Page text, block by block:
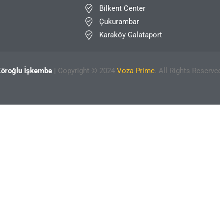
Bilkent Center
Çukurambar
Karaköy Galataport
İşkembe | Copyright © 2024 Voza Prime. All Rights